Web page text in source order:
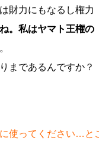
財力にもなるし権力
。私はヤマト王権の
まであるんですか？
使ってください…と